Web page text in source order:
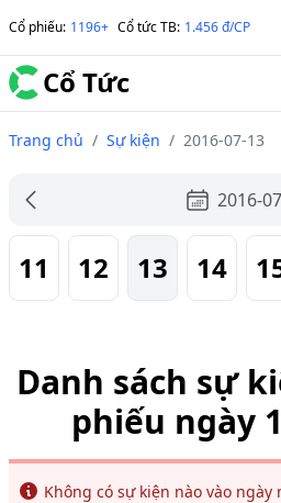
Cổ phiếu: 1196+ Cổ tức TB: 1.456 đ/CP
Cổ Tức
Trang chủ / Sự kiện / 2016-07-13
2016-
11 12 13 14
Danh sách sự
phiếu ngày
Info
Không có sự kiện nào vào ngày